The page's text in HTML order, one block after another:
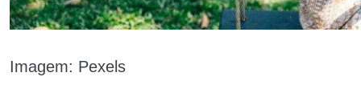
Imagem: Pexels